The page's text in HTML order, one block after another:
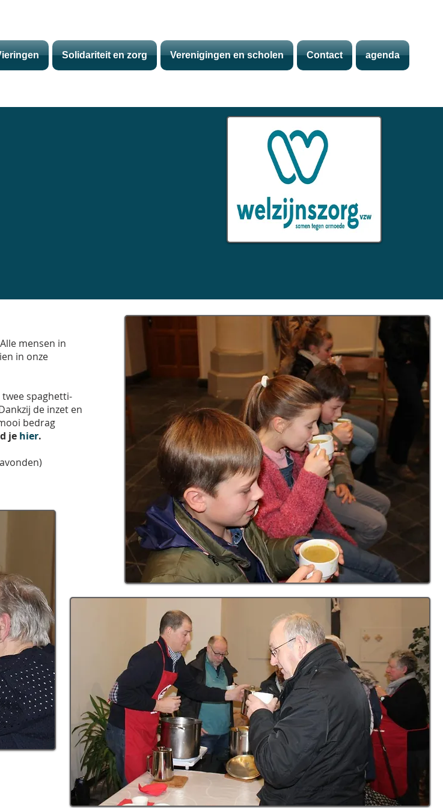
Solidariteit en zorg Verenigingen en scholen Contact agenda
LOVE AND
CHURCH
READ MORE >>
February 29 at 19:00
MORE INFO >>
"So do not fear, for I am with you; do not
be dismayed, for I am your God. I will
strengthen you and help you; I will
uphold you with my righteous right
mensen in
in onze
spaghetti-
de inzet en
bedrag
je hier.